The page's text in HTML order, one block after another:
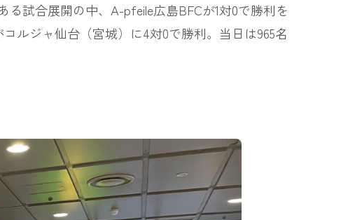
試合展開の中、A-pfeile広島BFCが1対0で勝利を
ルジャ仙台（宮城）に4対0で勝利。当日は965名